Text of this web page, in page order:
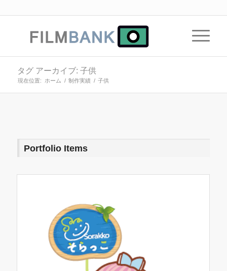
タグ アーカイブ: 子供
現在位置: ホーム / 制作実績 / 子供
Portfolio Items